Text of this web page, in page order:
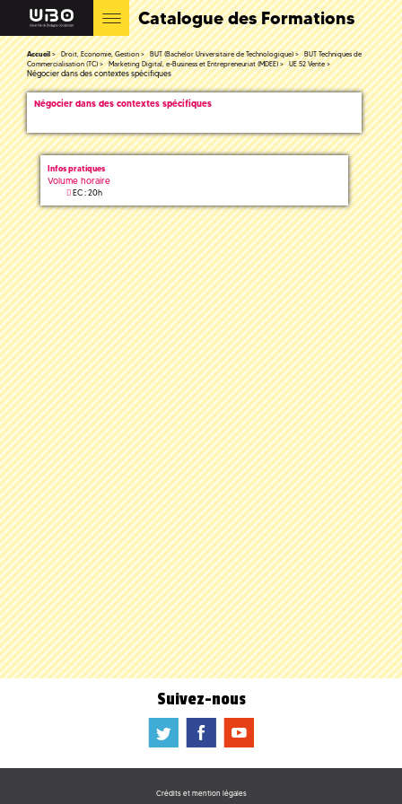
Catalogue des Formations
Accueil Droit, Economie, Gestion BUT (Bachelor Universitaire de Technologique)
BUT Techniques de
Commercialisation (TC)
Marketing Digital, e-Business et Entrepreneuriat (MDEE) UE 52 Vente
Négocier dans des contextes spécifiques
Négocier dans des contextes spécifiques
Infos pratiques
Volume horaire
EC : 20h
Suivez-nous
a b f
Crédits et mention légales